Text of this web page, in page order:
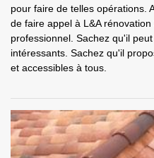
pour faire de telles opérations.
de faire appel à L&A
professionnel. Sachez qu'il
intéressants. Sachez qu'il
et accessibles à tous.